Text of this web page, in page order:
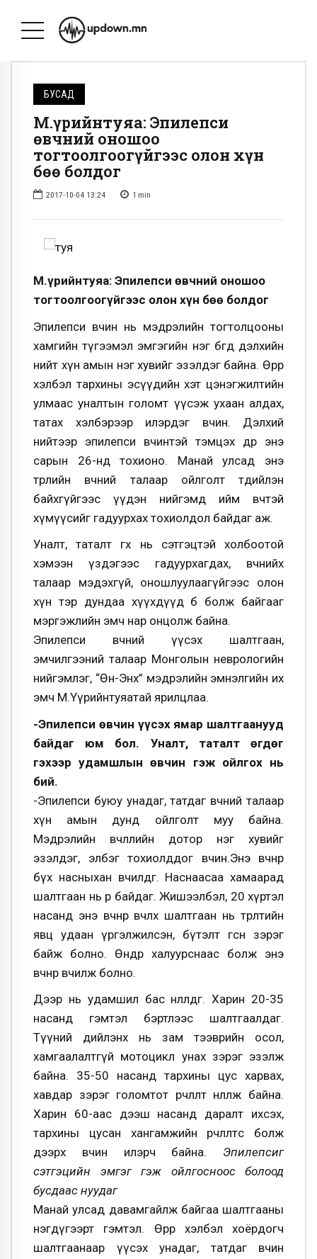
БУСАД
М.Үүрийнтуяа: Эпилепси
өвчний оношоо
тогтоолгоогүйгээс олон хүн
бөө болдог
2017-10-04 13:24 1 min
М.Үүрийнтуяа: Эпилепси өвчний оношоо
тогтоолгоогүйгээс олон хүн бөө болдог
Эпилепси өвчин нь мэдрэлийн тогтолцооны
хамгийн түгээмэл эмгэгийн нэг бөгөөд дэлхийн
нийт хүн амын нэг хувийг эзэлдэг байна. Өөрөөр
хэлбэл тархины эсүүдийн хэт цэнэгжилтийн
улмаас уналтын голомт үүсэж ухаан алдах,
татах хэлбэрээр илэрдэг өвчин. Дэлхий
нийтээр эпилепси өвчинтэй тэмцэх өдөр энэ
сарын 26-нд тохионо. Манай улсад энэ
төрлийн өвчний талаар ойлголт төдийлэн
байхгүйгээс үүдэн нийгэмд ийм өвчтэй
хүмүүсийг гадуурхах тохиолдол байдаг аж.
Уналт, таталт өгөх нь сэтгэцтэй холбоотой
хэмээн үздэгээс гадуурхагдах, өвчнийхөө
талаар мэдэхгүй, оношлуулаагүйгээс олон
хүн тэр дундаа хүүхдүүд бөө болж байгааг
мэргэжлийн эмч нар онцолж байна.
Эпилепси өвчний үүсэх шалтгаан,
эмчилгээний талаар Монголын неврологийн
нийгэмлэг, “Өнө-Энх” мэдрэлийн эмнэлгийн их
эмч М.Үүрийнтуяатай ярилцлаа.
-Эпилепси өвчин үүсэх ямар шалтгаанууд
байдаг юм бол. Уналт, таталт өгдөг
гэхээр удамшлын өвчин гэж ойлгох нь
бий.
-Эпилепси буюу унадаг, татдаг өвчний талаар
хүн амын дунд ойлголт муу байна.
Мэдрэлийн өвчлөлийн дотор нэг хувийг
эзэлдэг, элбэг тохиолддог өвчин.Энэ өвчнөөр
бүх насныхан өвчилдөг. Наснаасаа хамаарад
шалтгаан нь өөр байдаг. Жишээлбэл, 20 хүртэл
насанд энэ өвчнөөр өвчлөх шалтгаан нь төрөлтийн
явц удаан үргэлжилсэн, бүтэлт өгсөн зэрэг
байж болно. Өндөр халуурснаас болж энэ
өвчнөөр өвчилж болно.
Дээр нь удамшил бас нөлөөлдөг. Харин 20-35
насанд гэмтэл бэртлээс шалтгаалдаг.
Түүний дийлэнх нь зам тээврийн осол,
хамгаалалтгүй мотоцикл унах зэрэг эзэлж
байна. 35-50 насанд тархины цус харвах,
хавдар зэрэг голомтот өөрчлөлт нөлөөлж байна.
Харин 60-аас дээш насанд даралт ихсэх,
тархины цусан хангамжийн өөрчлөлтөөс болж
дээрх өвчин илэрч байна. Эпилепсиг
сэтгэцийн эмгэг гэж ойлгосноос болоод
бусдаас нуудаг
Манай улсад давамгайлж байгаа шалтгааны
нэгдүгээрт гэмтэл. Өөрөөр хэлбэл хоёрдогч
шалтгаанаар үүсэх унадаг, татдаг өвчин